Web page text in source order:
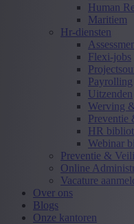
Human
Maritiem
Hr-diensten
Flexi-jobs
Payrolling
Uitzenden
Werving
Preventie
HR
Webinar
Preventie &
Online
Vacature
Over ons
Blogs
Onze kantoren